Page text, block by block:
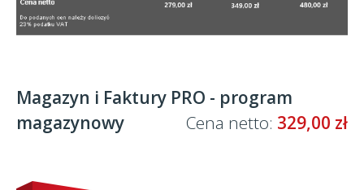
Magazyn i Faktury PRO - program
magazynowy
Cena netto: 329,00 zł